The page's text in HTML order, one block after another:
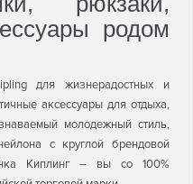
родом
для жизнерадостных и
аксессуары для отдыха,
молодежный стиль,
с круглой брендовой
Киплинг – вы со 100%